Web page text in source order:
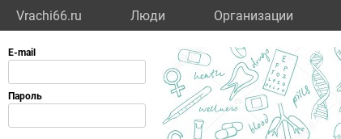
Vrachi66.ru Люди Организации